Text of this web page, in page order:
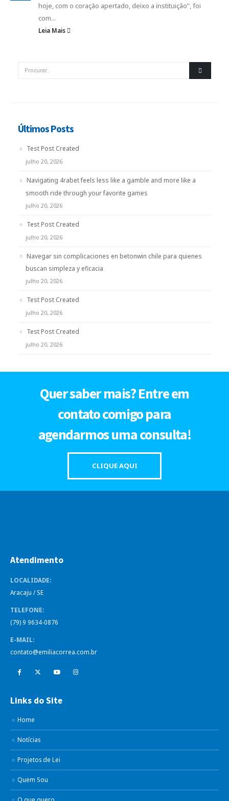
hoje, com o coração apertado, deixo a instituição”, foi
com...
Leia Mais
Últimos Posts
Test Post Created
julho 20, 2026
Navigating 4rabet feels less like a gamble and more like a
smooth ride through your favorite games
julho 20, 2026
Test Post Created
julho 20, 2026
Navegar sin complicaciones en betonwin chile para quienes
buscan simpleza y eficacia
julho 20, 2026
Test Post Created
julho 20, 2026
Test Post Created
julho 20, 2026
Quer saber mais? Entre em
contato comigo para
agendarmos uma consulta!
CLIQUE AQUI
Atendimento
LOCALIDADE:
Aracaju / SE
TELEFONE:
(79) 9 9634-0876
E-MAIL:
contato@emiliacorrea.com.br
Links do Site
Home
Notícias
Projetos de Lei
Quem Sou
O que quero